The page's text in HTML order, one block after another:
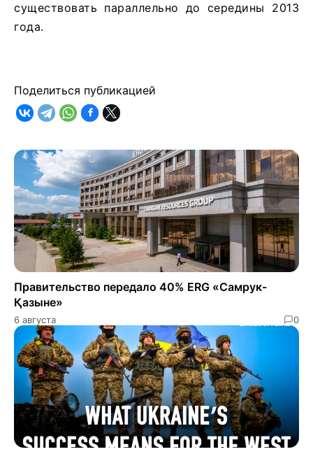
существовать параллельно до середины 2013
года.
Поделиться публикацией
Правительство передало 40% ERG «Самрук-
Қазыне»
6 августа 0